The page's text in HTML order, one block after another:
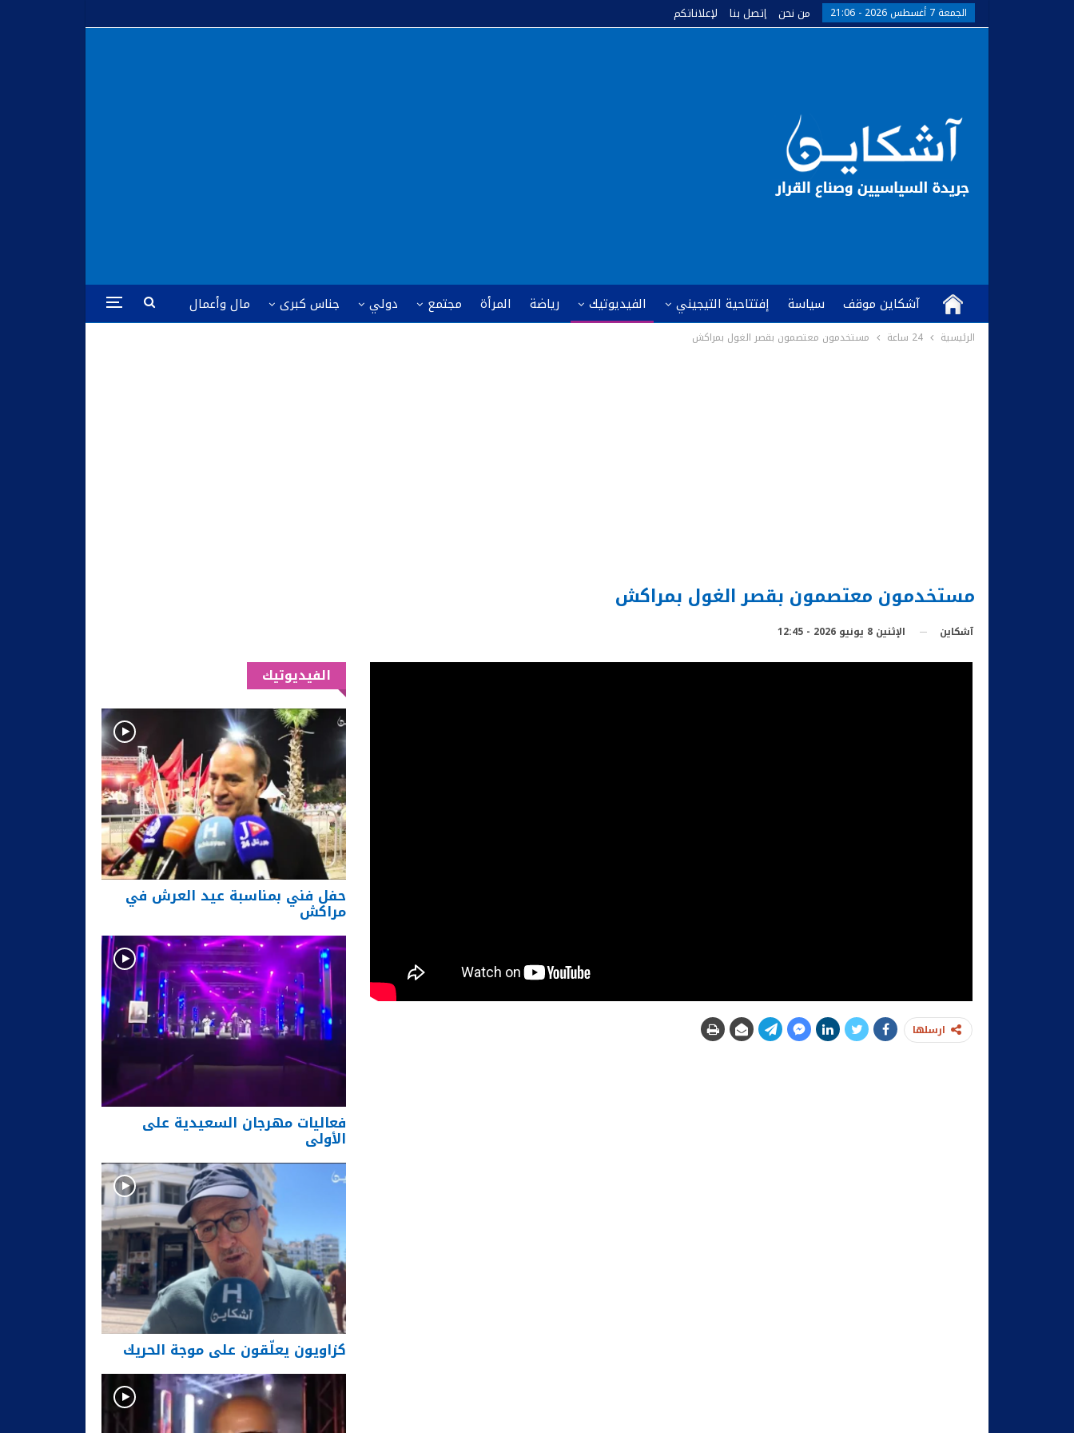
الجمعة 7 أغسطس 2026 - 21:06 من نحن إتصل بنا لإعلاناتكم
آشكاين موقف سياسة إفتتاحية التيجيني الفيديوتيك رياضة المرأة مجتمع دولي جناس كبرى
مال وأعمال
كُتّاب وآراء
آشكاين TV الرئيسية 24 ساعة مستخدمون معتصمون بقصر الغول بمراكش
مستخدمون معتصمون بقصر الغول بمراكش
آشكاين الإثنين 8 يونيو 2026 - 12:45
ارسلها
الفيديوتيك
حفل فني بمناسبة عيد العرش في
مراكش
فعاليات مهرجان السعيدية على
الأولى
كزاويون يعلّقون على موجة الحريك